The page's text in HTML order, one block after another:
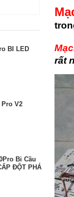
BI LED
Pro V2
Bi Cầu
ĐỘT PHÁ
rất